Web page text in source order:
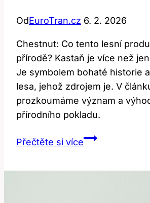
OdEuroTran.cz 6. 2. 2026
Chestnut: Co tento lesní
přírodě? Kastaň je více než
Je symbolem bohaté historie
lesa, jehož zdrojem je. V
prozkoumáme význam a
přírodního pokladu.
Přečtěte si víceChestnut: